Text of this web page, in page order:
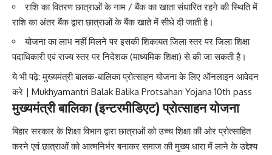
राशि का वितरण छात्राओं के नाम / बैंक का खाता संधारित रहने की स्थिति में
राशि का अंतर बैंक द्वारा छात्राओं के बैंक खाते में सीधे दी जाती है।
योजना का लाभ नहीं मिलने पर इसकी शिकायत जिला स्तर पर जिला शिक्षा
पदाधिकारी एवं राज्य स्तर पर निदेशक (माध्यमिक शिक्षा) से की जा सकती है।
ये भी पढ़े:मुख्यमंत्री बालक-बालिका प्रोत्साहन योजना के लिए ऑनलाइन आवेदन
करे | Mukhyamantri Balak Balika Protsahan Yojana 10th pass
मुख्यमंत्री बालिका (इन्टरमीडिएट) प्रोत्साहन योजना
बिहार सरकार के शिक्षा विभाग द्वारा छात्राओं को उच्च शिक्षा की ओर प्रोत्साहित
करने एवं छात्राओं को आत्मनिर्भर बनाकर समाज की मुख्य धारा में लाने के उद्देश्य